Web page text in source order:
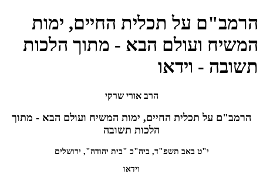
הרמב"ם על תכלית החיים, ימות
המשיח ועולם הבא - מתוך הלכות
תשובה - וידאו
הרב אורי שרקי
הרמב"ם על תכלית החיים, ימות המשיח ועולם הבא - מתוך
הלכות תשובה
י"ט באב תשפ"ד, ביה"כ "בית יהודה", ירושלים
וידאו